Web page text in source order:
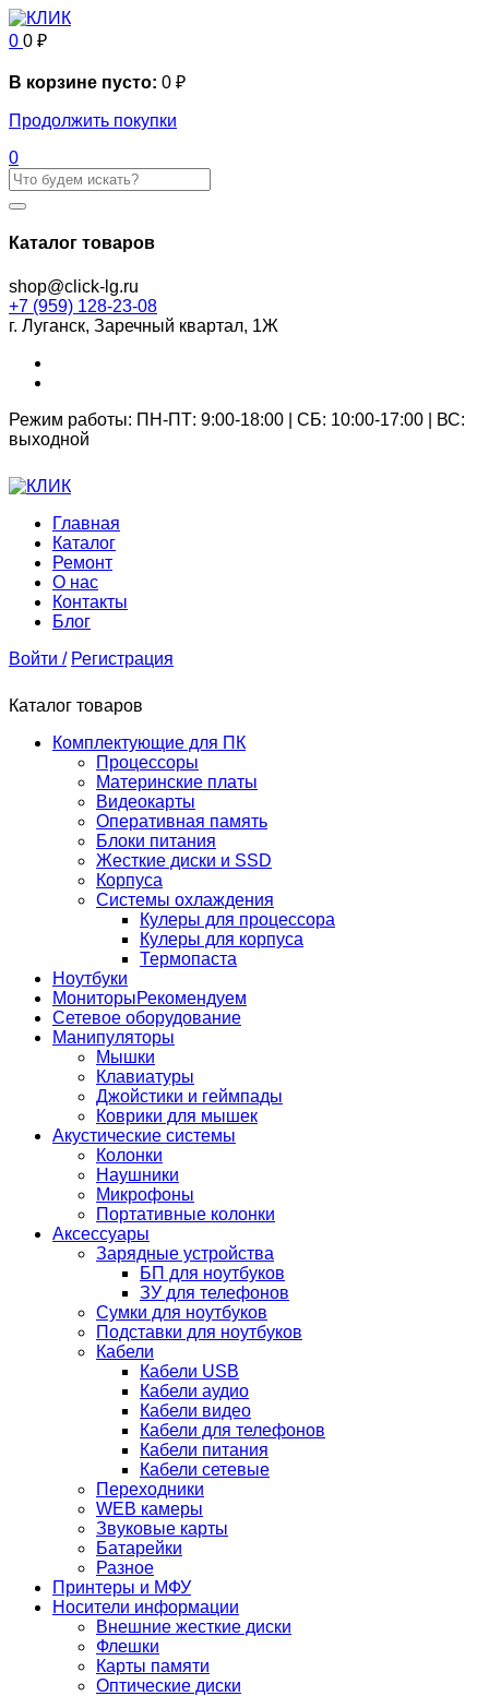
0 0 ₽
В корзине пусто: 0 ₽
Продолжить покупки
0
Каталог товаров
shop@click-lg.ru
+7 (959) 128-23-08
г. Луганск, Заречный квартал, 1Ж
Режим работы: ПН-ПТ: 9:00-18:00 | СБ: 10:00-17:00 | ВС:
выходной
Главная
Каталог
Ремонт
О нас
Контакты
Блог
Войти / Регистрация
Каталог товаров
Комплектующие для ПК
Процессоры
Материнские платы
Видеокарты
Оперативная память
Блоки питания
Жесткие диски и SSD
Корпуса
Системы охлаждения
Кулеры для процессора
Кулеры для корпуса
Термопаста
Ноутбуки
МониторыРекомендуем
Сетевое оборудование
Манипуляторы
Мышки
Клавиатуры
Джойстики и геймпады
Коврики для мышек
Акустические системы
Колонки
Наушники
Микрофоны
Портативные колонки
Аксессуары
Зарядные устройства
БП для ноутбуков
ЗУ для телефонов
Сумки для ноутбуков
Подставки для ноутбуков
Кабели
Кабели USB
Кабели аудио
Кабели видео
Кабели для телефонов
Кабели питания
Кабели сетевые
Переходники
WEB камеры
Звуковые карты
Батарейки
Разное
Принтеры и МФУ
Носители информации
Внешние жесткие диски
Флешки
Карты памяти
Оптические диски